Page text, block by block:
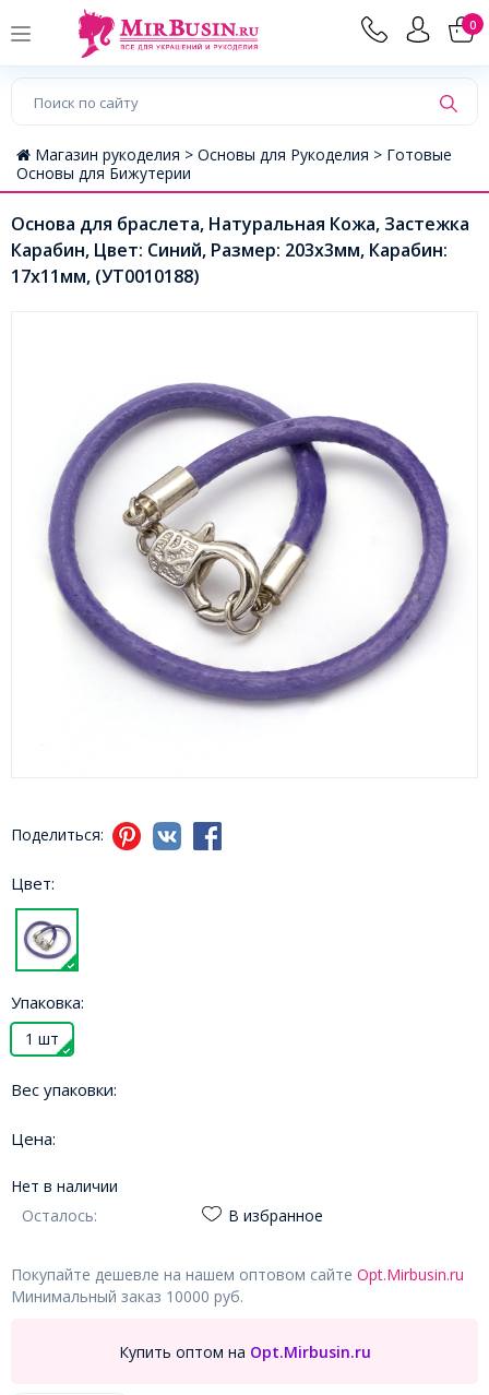
0
Магазин рукоделия > Основы для Рукоделия > Готовые
Основы для Бижутерии
Основа для браслета, Натуральная Кожа, Застежка
Карабин, Цвет: Синий, Размер: 203х3мм, Карабин:
17х11мм, (УТ0010188)
Поделиться:
Цвет:
Упаковка:
1 шт
Вес упаковки:
Цена:
Нет в наличии
Осталось:
В избранное
Покупайте дешевле на нашем оптовом сайте Opt.Mirbusin.ru
Минимальный заказ 10000 руб.
Купить оптом на Opt.Mirbusin.ru